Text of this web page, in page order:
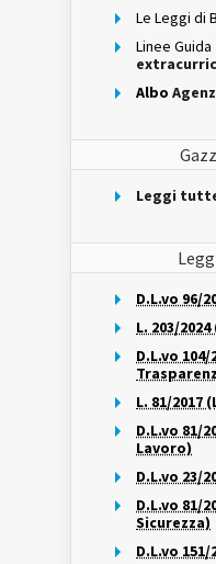
Le Leggi di
Linee Guida
Albo
Leggi
D.L.vo 96/
L. 203/
D.L.vo 104/
L. 81/2017
D.L.vo 81/
Lavoro)
D.L.vo 23/
D.L.vo 81/
Sicurezza)
D.L.vo